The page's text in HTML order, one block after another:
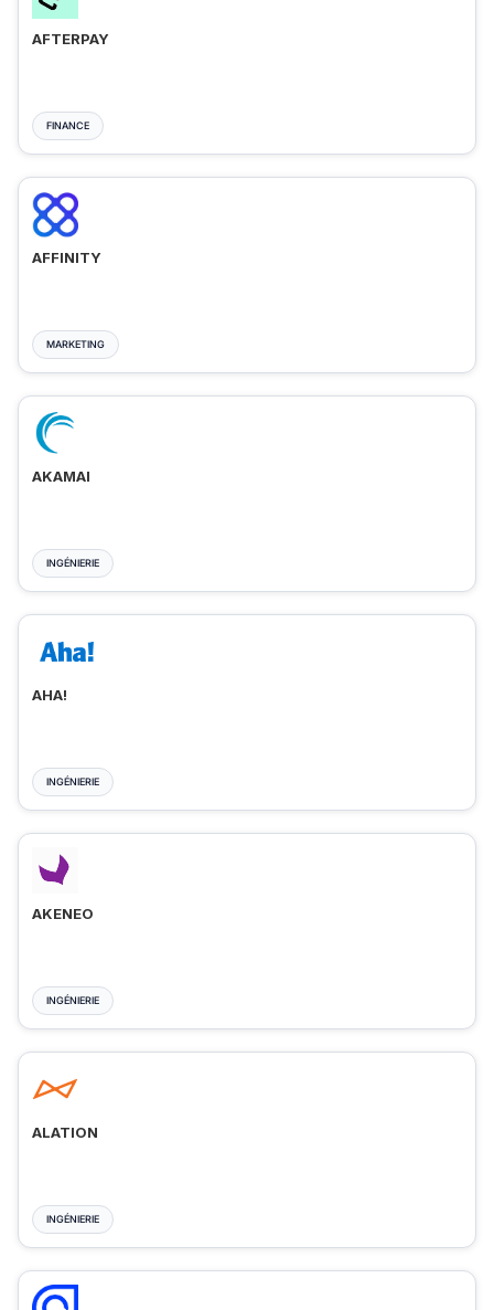
AFTERPAY
FINANCE
AFFINITY
MARKETING
AKAMAI
INGÉNIERIE
AHA!
INGÉNIERIE
AKENEO
INGÉNIERIE
ALATION
INGÉNIERIE